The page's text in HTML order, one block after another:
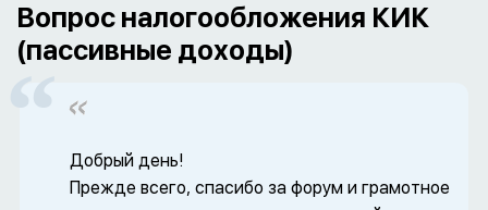
Вопрос налогообложения КИК
(пассивные доходы)
Добрый день!
Прежде всего, спасибо за форум и грамотное